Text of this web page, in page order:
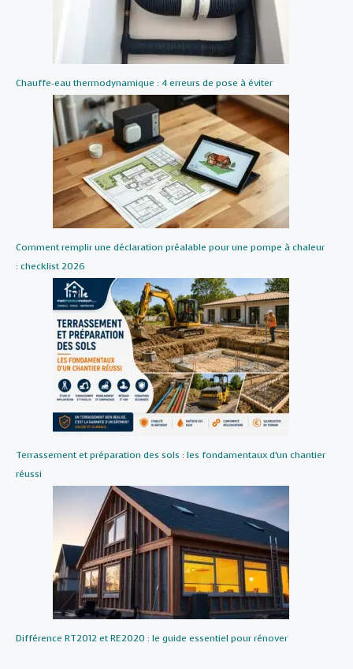
Chauffe-eau thermodynamique : 4 erreurs de pose à éviter
Comment remplir une déclaration préalable pour une pompe à chaleur
: checklist 2026
Terrassement et préparation des sols : les fondamentaux d’un chantier
réussi
Différence RT2012 et RE2020 : le guide essentiel pour rénover